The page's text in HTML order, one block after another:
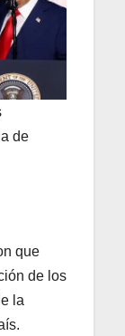
de
que
de los
la